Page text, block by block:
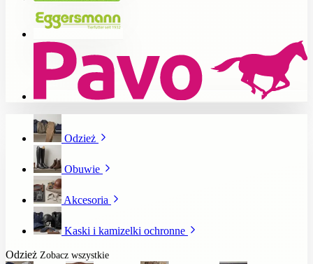
Odzież
Obuwie
Akcesoria
Kaski i kamizelki ochronne
Odzież Zobacz wszystkie